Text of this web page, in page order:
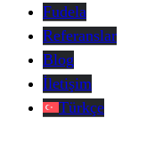
Fudela
Referanslar
Blog
İletişim
Türkçe